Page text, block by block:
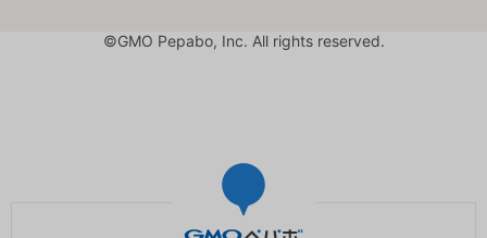
©GMO Pepabo, Inc. All rights reserved.